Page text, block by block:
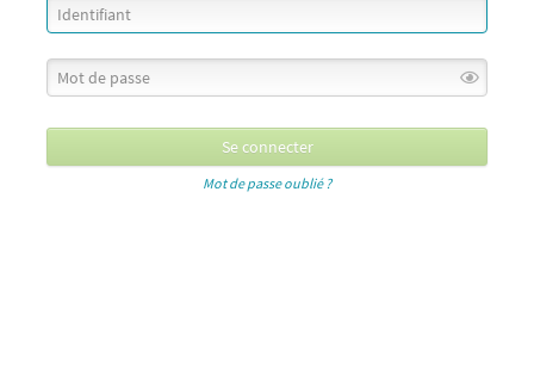
Mot de passe oublié ?